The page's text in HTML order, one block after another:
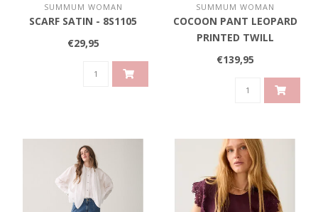
SUMMUM WOMAN
SCARF SATIN - 8S1105
€29,95
SUMMUM WOMAN
COCOON PANT LEOPARD
PRINTED TWILL
€139,95